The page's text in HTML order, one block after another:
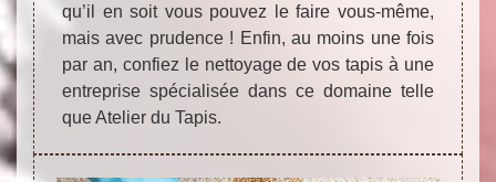
qu’il en soit vous pouvez le faire vous-même,
mais avec prudence ! Enfin, au moins une fois
par an, confiez le nettoyage de vos tapis à une
entreprise spécialisée dans ce domaine telle
que Atelier du Tapis.